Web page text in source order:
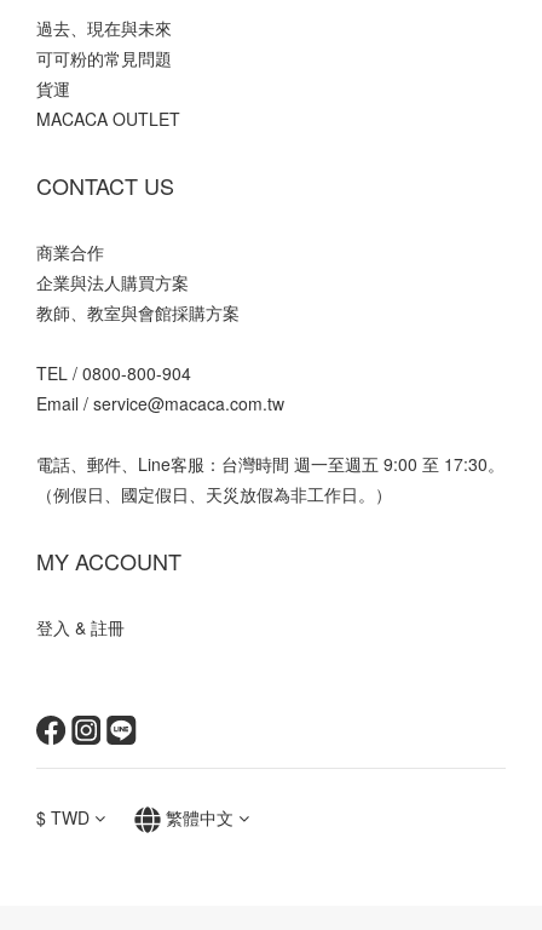
過去、現在與未來
可可粉的常見問題
貨運
MACACA OUTLET
CONTACT US
商業合作
企業與法人購買方案
教師、教室與會館採購方案
TEL / 0800-800-904
Email / service@macaca.com.tw
電話、郵件、Line客服：台灣時間 週一至週五 9:00 至 17:30。
（例假日、國定假日、天災放假為非工作日。）
MY ACCOUNT
登入 & 註冊
$ TWD 繁體中文